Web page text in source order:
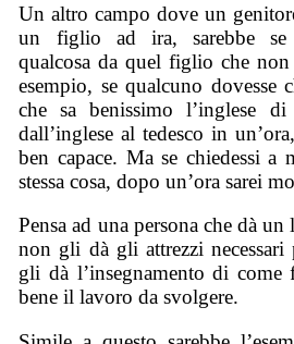
Un altro campo dove un
un figlio ad ira, sarebbe se
qualcosa da quel figlio che non
esempio, se qualcuno dovesse
che sa benissimo l’inglese
dall’inglese al tedesco in
ben capace. Ma se chiedessi
stessa cosa, dopo un’ora sarei
Pensa ad una persona che dà
non gli dà gli attrezzi
gli dà l’insegnamento di come
bene il lavoro da svolgere.